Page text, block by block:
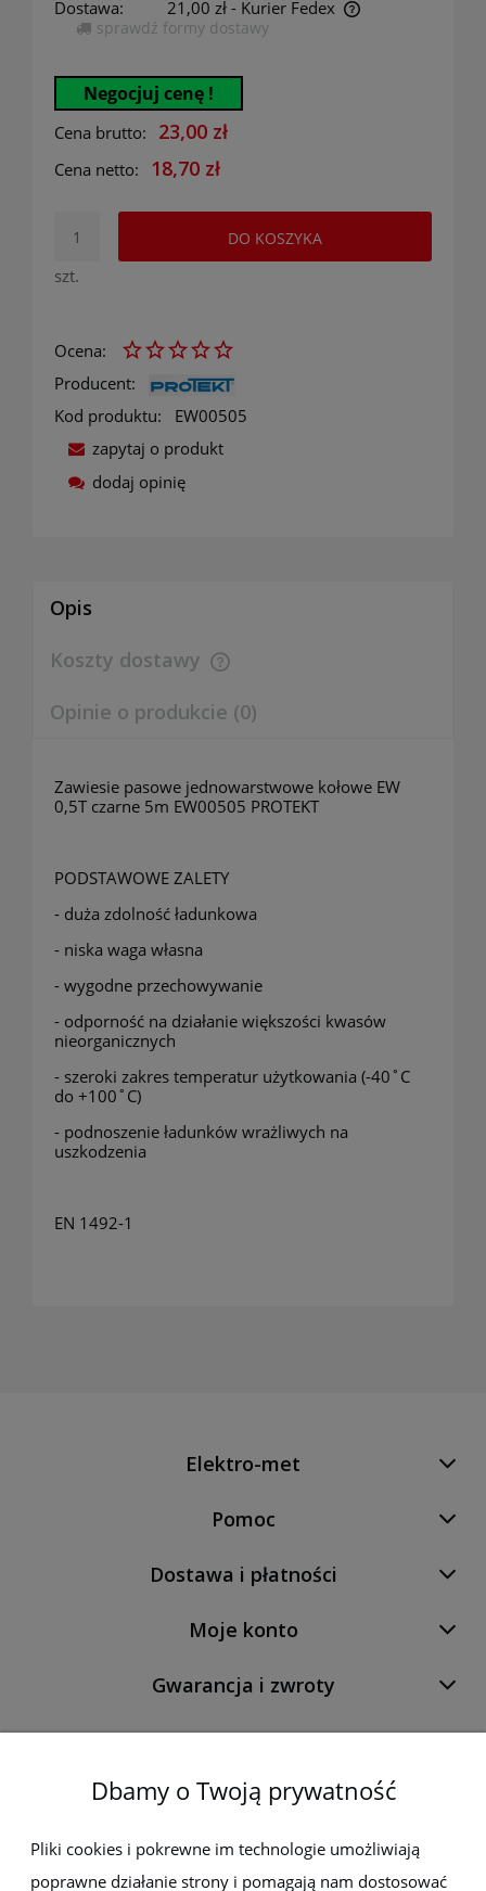
Dostawa:
21,00 zł - Kurier Fedex
Cena nie zawiera ewentualnych kosztów płatności
sprawdź formy dostawy
Negocjuj cenę !
Cena brutto: 23,00 zł
Cena netto: 18,70 zł
szt.
DO KOSZYKA
Ocena:
Producent:
Kod produktu:
EW00505
zapytaj o produkt
dodaj opinię
Opis
Koszty dostawy
Cena nie zawiera ewentualnych kosztów płatności
Opinie o produkcie (0)
Zawiesie pasowe jednowarstwowe kołowe EW
0,5T czarne 5m EW00505 PROTEKT
PODSTAWOWE ZALETY
- duża zdolność ładunkowa
- niska waga własna
- wygodne przechowywanie
- odporność na działanie większości kwasów
nieorganicznych
- szeroki zakres temperatur użytkowania (-40˚C
do +100˚C)
- podnoszenie ładunków wrażliwych na
uszkodzenia
EN 1492-1
Elektro-met
Pomoc
Dostawa i płatności
Moje konto
Gwarancja i zwroty
O firmie
Newsletter
Dbamy o Twoją prywatność
Pliki cookies i pokrewne im technologie umożliwiają
poprawne działanie strony i pomagają nam dostosować